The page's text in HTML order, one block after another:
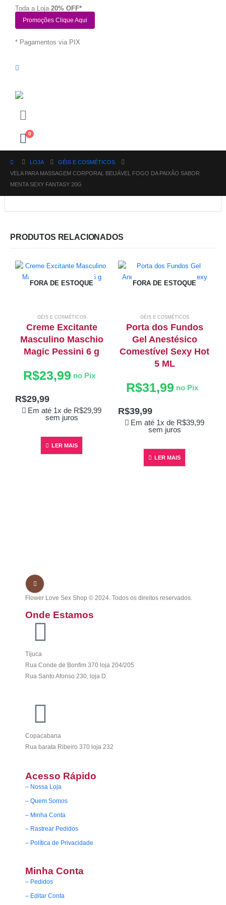
Toda a Loja 20% OFF*
Promoções Clique Aqui
* Pagamentos via PIX
0
LOJA
GÉIS E COSMÉTICOS
VELA PARA MASSAGEM CORPORAL BEIJÁVEL FOGO DA PAIXÃO SABOR
MENTA SEXY FANTASY 20G
PRODUTOS RELACIONADOS
FORA DE ESTOQUE
GÉIS E COSMÉTICOS
Creme Excitante
Masculino Maschio
Magic Pessini 6 g
R$29,99
Em até 1x de R$29,99
sem juros
R$23,99 no Pix
LER MAIS
FORA DE ESTOQUE
GÉIS E COSMÉTICOS
Porta dos Fundos
Gel Anestésico
Comestível Sexy Hot
5 ML
R$39,99
Em até 1x de R$39,99
sem juros
R$31,99 no Pix
LER MAIS
Flower Love Sex Shop © 2024. Todos os direitos reservados.
Onde Estamos
Tijuca
Rua Conde de Bonfim 370 loja 204/205
Rua Santo Afonso 230, loja D
Copacabana
Rua barata Ribeiro 370 loja 232
Acesso Rápido
– Nossa Loja
– Quem Somos
– Minha Conta
– Rastrear Pedidos
– Política de Privacidade
Minha Conta
– Pedidos
– Editar Conta